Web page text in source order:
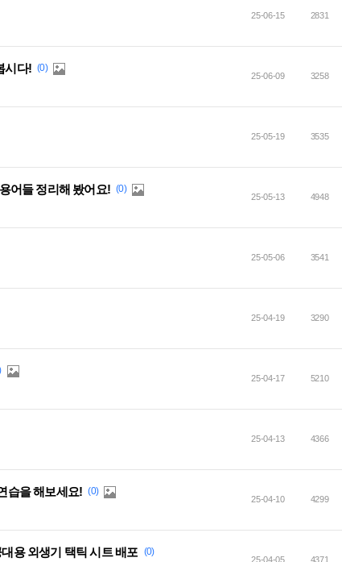
25-06-15 2831
시다! (0)
25-06-09 3258
25-05-19 3535
어들 정리해 봤어요! (0)
25-05-13 4948
25-05-06 3541
25-04-19 3290
25-04-17 5210
25-04-13 4366
습을 해보세요! (0)
25-04-10 4299
용 외생기 택틱 시트 배포 (0)
25-04-05 4371